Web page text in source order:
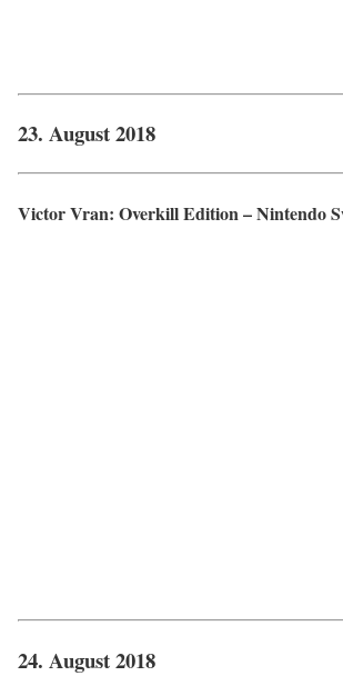
23. August 2018
Victor Vran: Overkill Edition – Nintendo
24. August 2018